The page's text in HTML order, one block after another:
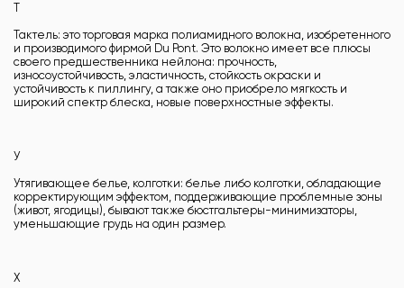
Т
Тактель: это торговая марка полиамидного волокна, изобретенного
и производимого фирмой Du Pont. Это волокно имеет все плюсы
своего предшественника нейлона: прочность,
износоустойчивость, эластичность, стойкость окраски и
устойчивость к пиллингу, а также оно приобрело мягкость и
широкий спектр блеска, новые поверхностные эффекты.
У
Утягивающее белье, колготки: белье либо колготки, обладающие
корректирующим эффектом, поддерживающие проблемные зоны
(живот, ягодицы), бывают также бюстгальтеры-минимизаторы,
уменьшающие грудь на один размер.
Х